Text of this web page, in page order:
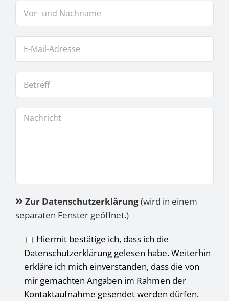
Zur Datenschutzerklärung(wird in einem
separaten Fenster geöffnet.)
Hiermit bestätige ich, dass ich die
Datenschutzerklärung gelesen habe. Weiterhin
erkläre ich mich einverstanden, dass die von
mir gemachten Angaben im Rahmen der
Kontaktaufnahme gesendet werden dürfen.